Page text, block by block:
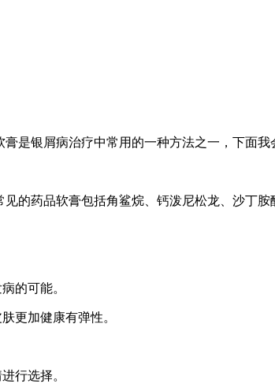
是银屑病治疗中常用的一种方法之一，下面我
的药品软膏包括角鲨烷、钙泼尼松龙、沙丁胺
的可能。
更加健康有弹性。
行选择。